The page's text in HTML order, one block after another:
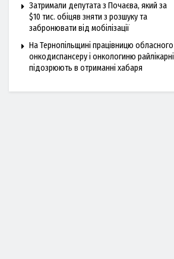
Затримали депутата з Почаєва, який за
$10 тис. обіцяв зняти з розшуку та
забронювати від мобілізації
На Тернопільщині працівницю обласного
онкодиспансеру і онкологиню райлікарні
підозрюють в отриманні хабаря